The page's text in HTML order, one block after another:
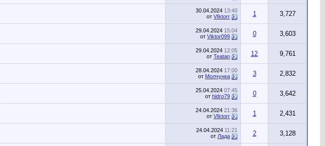
30.04.2024 13:40
от VIktorr 1 3,727
29.04.2024 15:04
от Viktor099 0 3,603
29.04.2024 12:05
от Teatan 12 9,761
28.04.2024 17:00
от Молчунка 3 2,832
25.04.2024 07:45
от hidro79 0 3,642
24.04.2024 21:36
от VIktorr 1 2,431
24.04.2024 11:21
от Лада 2 3,128